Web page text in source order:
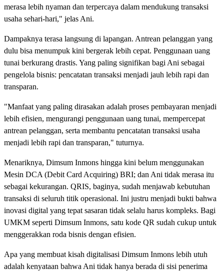
merasa lebih nyaman dan terpercaya dalam mendukung transaksi
usaha sehari-hari," jelas Ani.
Dampaknya terasa langsung di lapangan. Antrean pelanggan yang
dulu bisa menumpuk kini bergerak lebih cepat. Penggunaan uang
tunai berkurang drastis. Yang paling signifikan bagi Ani sebagai
pengelola bisnis: pencatatan transaksi menjadi jauh lebih rapi dan
transparan.
"Manfaat yang paling dirasakan adalah proses pembayaran menjadi
lebih efisien, mengurangi penggunaan uang tunai, mempercepat
antrean pelanggan, serta membantu pencatatan transaksi usaha
menjadi lebih rapi dan transparan," tuturnya.
Menariknya, Dimsum Inmons hingga kini belum menggunakan
Mesin DCA (Debit Card Acquiring) BRI; dan Ani tidak merasa itu
sebagai kekurangan. QRIS, baginya, sudah menjawab kebutuhan
transaksi di seluruh titik operasional. Ini justru menjadi bukti bahwa
inovasi digital yang tepat sasaran tidak selalu harus kompleks. Bagi
UMKM seperti Dimsum Inmons, satu kode QR sudah cukup untuk
menggerakkan roda bisnis dengan efisien.
Apa yang membuat kisah digitalisasi Dimsum Inmons lebih utuh
adalah kenyataan bahwa Ani tidak hanya berada di sisi penerima